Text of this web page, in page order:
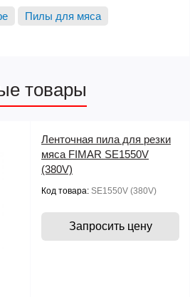
Пилы для мяса
товары
Ленточная пила для резки
мяса FIMAR SE1550V
(380V)
Код товара: SE1550V (380V)
Запросить цену